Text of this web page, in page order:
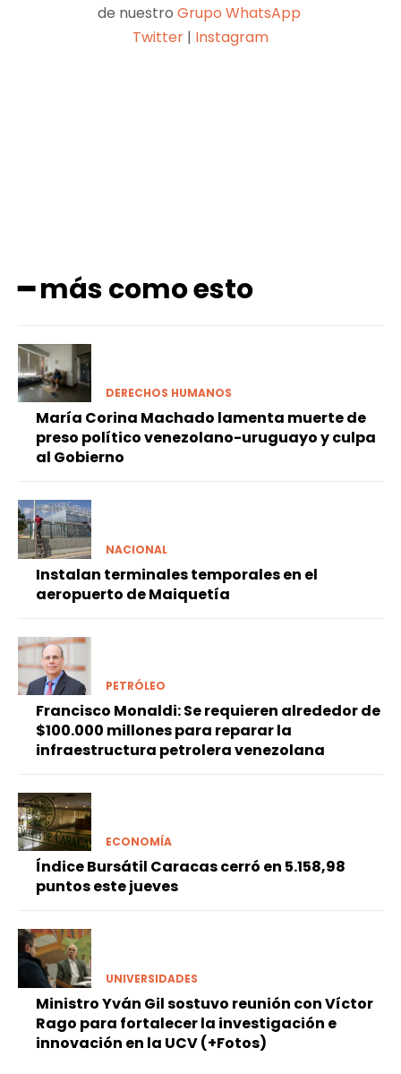
de nuestro Grupo WhatsApp
Twitter | Instagram
━ más como esto
DERECHOS HUMANOS
María Corina Machado lamenta muerte de
preso político venezolano-uruguayo y culpa
al Gobierno
NACIONAL
Instalan terminales temporales en el
aeropuerto de Maiquetía
PETRÓLEO
Francisco Monaldi: Se requieren alrededor de
$100.000 millones para reparar la
infraestructura petrolera venezolana
ECONOMÍA
Índice Bursátil Caracas cerró en 5.158,98
puntos este jueves
UNIVERSIDADES
Ministro Yván Gil sostuvo reunión con Víctor
Rago para fortalecer la investigación e
innovación en la UCV (+Fotos)